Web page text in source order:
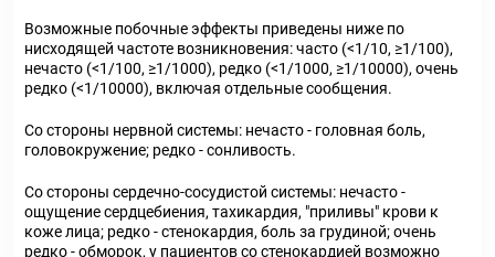
Возможные побочные эффекты приведены ниже по
нисходящей частоте возникновения: часто (<1/10, ≥1/100),
нечасто (<1/100, ≥1/1000), редко (<1/1000, ≥1/10000), очень
редко (<1/10000), включая отдельные сообщения.
Со стороны нервной системы: нечасто - головная боль,
головокружение; редко - сонливость.
Со стороны сердечно-сосудистой системы: нечасто -
ощущение сердцебиения, тахикардия, "приливы" крови к
коже лица; редко - стенокардия, боль за грудиной; очень
редко - обморок, у пациентов со стенокардией возможно